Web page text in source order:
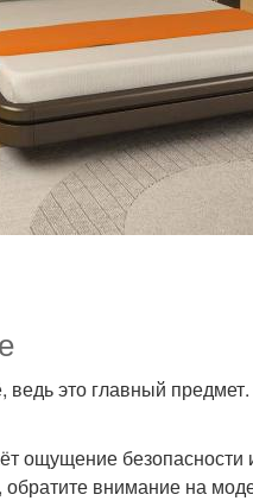
ведь это главный
ощущение безопасности
обратите внимание на